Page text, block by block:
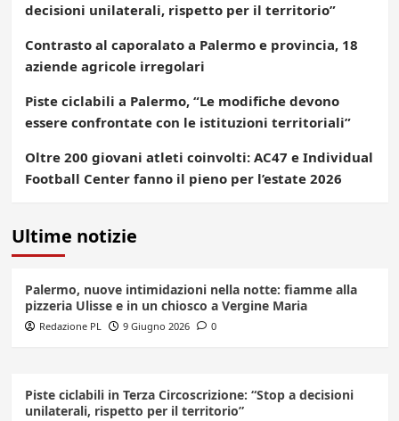
decisioni unilaterali, rispetto per il territorio”
Contrasto al caporalato a Palermo e provincia, 18
aziende agricole irregolari
Piste ciclabili a Palermo, “Le modifiche devono
essere confrontate con le istituzioni territoriali”
Oltre 200 giovani atleti coinvolti: AC47 e Individual
Football Center fanno il pieno per l’estate 2026
Ultime notizie
Palermo, nuove intimidazioni nella notte: fiamme alla
pizzeria Ulisse e in un chiosco a Vergine Maria
Redazione PL 9 Giugno 2026 0
Piste ciclabili in Terza Circoscrizione: “Stop a decisioni
unilaterali, rispetto per il territorio”